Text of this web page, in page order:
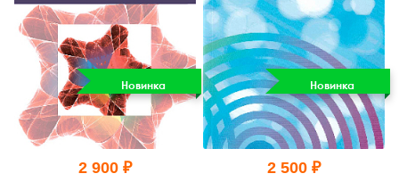
Новинка
2 900 ₽
Новинка
2 500 ₽